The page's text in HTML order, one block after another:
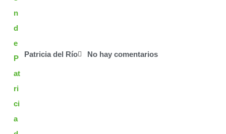
Patricia del Río No hay comentarios